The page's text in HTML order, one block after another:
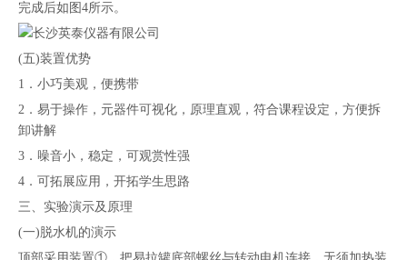
完成后如图4所示。
(五)装置优势
1．小巧美观，便携带
2．易于操作，元器件可视化，原理直观，符合课程设定，方便拆
卸讲解
3．噪音小，稳定，可观赏性强
4．可拓展应用，开拓学生思路
三、实验演示及原理
(一)脱水机的演示